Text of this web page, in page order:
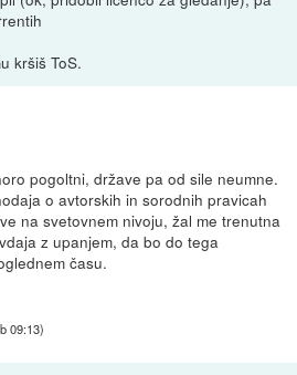
kršiš ToS.
pogoltni, države pa od sile neumne.
o avtorskih in sorodnih pravicah
na svetovnem nivoju, žal me trenutna
z upanjem, da bo do tega
času.
09:13)